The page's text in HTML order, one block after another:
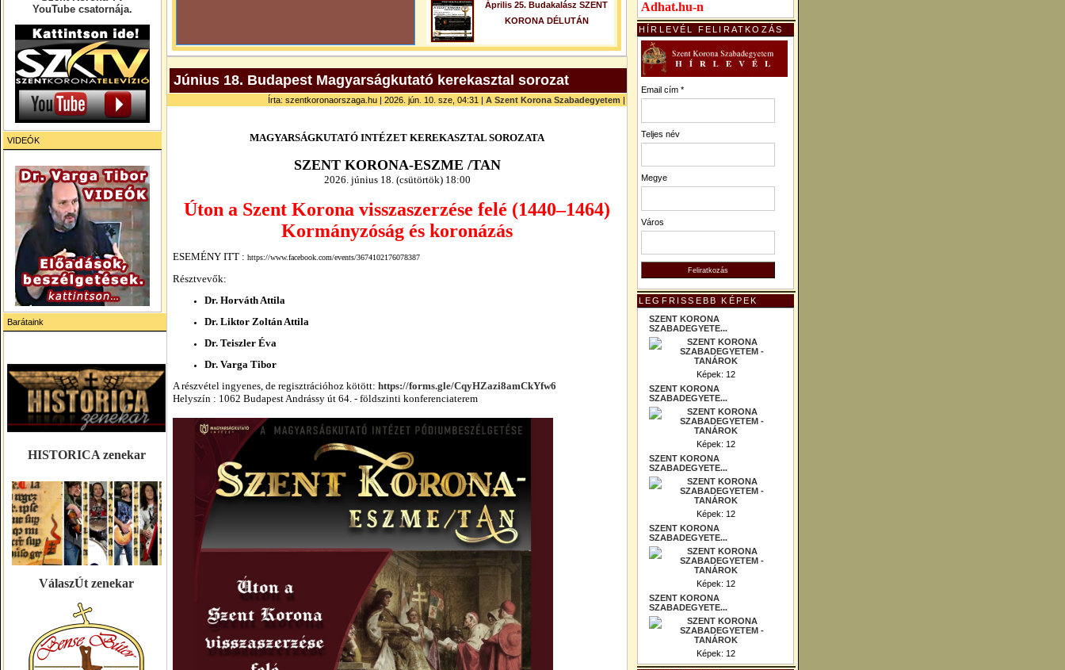
YouTube csatornája.
VIDEÓK
Barátaink
HISTORICA zenekar
VálaszÚt zenekar
Április 25. Budakalász SZENT
KORONA DÉLUTÁN
Június 18. Budapest Magyarságkutató kerekasztal sorozat
Írta: szentkoronaorszaga.hu | 2026. jún. 10. sze, 04:31 | A Szent Korona Szabadegyetem |
MAGYARSÁGKUTATÓ INTÉZET KEREKASZTAL SOROZATA
SZENT KORONA-ESZME /TAN
2026.június 18. (csütörtök) 18:00
Úton a Szent Korona visszaszerzése felé (1440–1464)
Kormányzóság és koronázás
ESEMÉNY ITT : https://www.facebook.com/events/3674102176078387
Résztvevők:
Dr. Horváth Attila
Dr. Liktor Zoltán Attila
Dr. Teiszler Éva
Dr. Varga Tibor
A részvétel ingyenes, de regisztrációhoz kötött: https://forms.gle/CqyHZazi8amCkYfw6
Helyszín : 1062 Budapest Andrássy út 64. - földszinti konferenciaterem
Adhat.hu-n
HÍRLEVÉL FELIRATKOZÁS
Email cím *
Teljes név
Megye
Város
LEGFRISSEBB KÉPEK
SZENT KORONA
SZABADEGYETE...
Képek: 12
SZENT KORONA
SZABADEGYETE...
Képek: 12
SZENT KORONA
SZABADEGYETE...
Képek: 12
SZENT KORONA
SZABADEGYETE...
Képek: 12
SZENT KORONA
SZABADEGYETE...
Képek: 12